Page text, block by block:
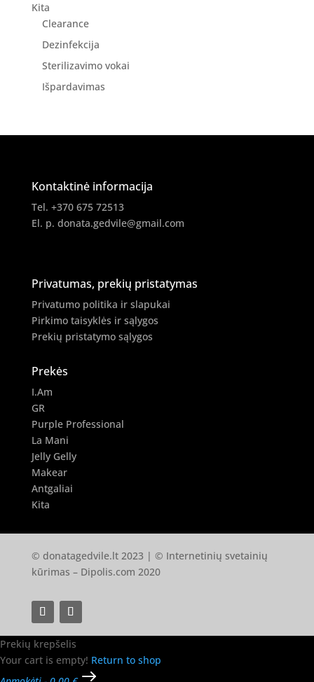
Kita
Clearance
Dezinfekcija
Sterilizavimo vokai
Išpardavimas
Kontaktinė informacija
Tel. +370 675 72513
El. p. donata.gedvile@gmail.com
Privatumas, prekių pristatymas
Privatumo politika ir slapukai
Pirkimo taisyklės ir sąlygos
Prekių pristatymo sąlygos
Prekės
I.Am
GR
Purple Professional
La Mani
Jelly Gelly
Makear
Antgaliai
Kita
© donatagedvile.lt 2023 | © Internetinių svetainių
kūrimas – Dipolis.com 2020
Prekių krepšelis
Your cart is empty! Return to shop